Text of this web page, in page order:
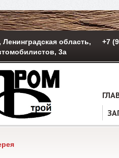
Ленинградская область,
3а
+7